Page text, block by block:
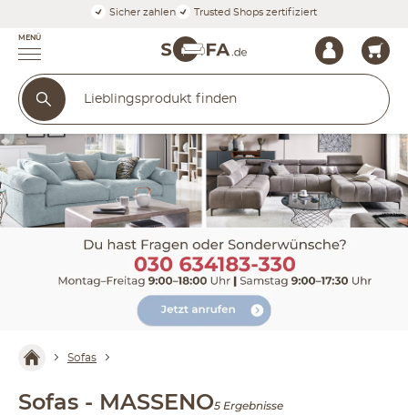
Sicher zahlen Trusted Shops zertifiziert
MENÜ
Sofas
Sofas - MASSENO5 Ergebnisse